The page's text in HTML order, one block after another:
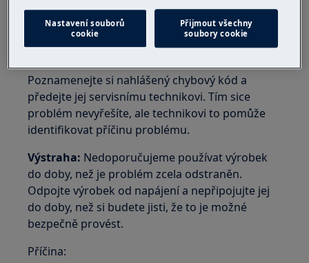
Pokud výše uvedené rady nevyřeší problém,
doporučujeme vám vyžádat si návštěvu
servisního technika.
Poznamenejte si nahlášený chybový kód a
předejte jej servisnímu technikovi. Tím sice
problém nevyřešíte, ale technikovi to pomůže
identifikovat příčinu problému.
Výstraha: Nedoporučujeme používat výrobek
do doby, než je problém zcela odstraněn.
Odpojte výrobek od napájení a nepřipojujte jej
do doby, než si budete jisti, že to je možné
bezpečně provést.
Příčina:
Nastavení souborů
cookie
Přijmout všechny
soubory cookie